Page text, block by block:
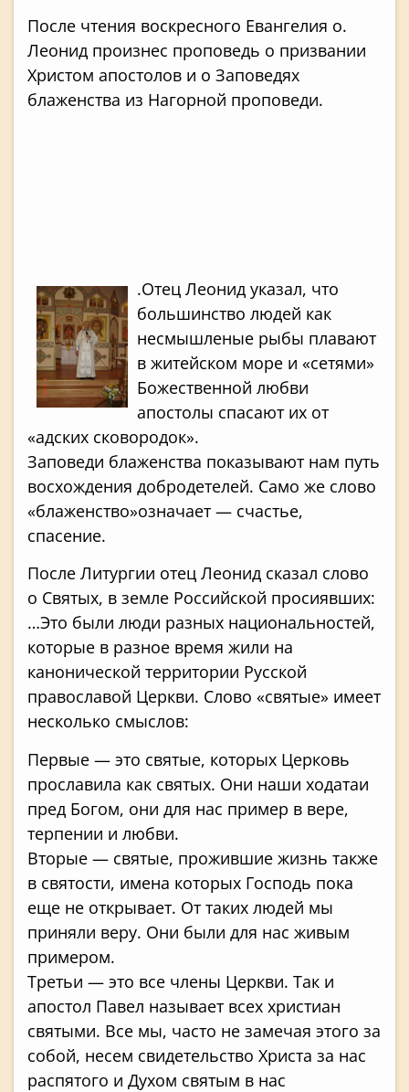
После чтения воскресного Евангелия о.
Леонид произнес проповедь о призвании
Христом апостолов и о Заповедях
блаженства из Нагорной проповеди.
.Отец Леонид указал, что
большинство людей как
несмышленые рыбы плавают
в житейском море и «сетями»
Божественной любви
апостолы спасают их от
«адских сковородок».
Заповеди блаженства показывают нам путь
восхождения добродетелей. Само же слово
«блаженство»означает — счастье,
спасение.
После Литургии отец Леонид сказал слово
о Святых, в земле Российской просиявших:
…Это были люди разных национальностей,
которые в разное время жили на
канонической территории Русской
православой Церкви. Слово «святые» имеет
несколько смыслов:
Первые — это святые, которых Церковь
прославила как святых. Они наши ходатаи
пред Богом, они для нас пример в вере,
терпении и любви.
Вторые — святые, прожившие жизнь также
в святости, имена которых Господь пока
еще не открывает. От таких людей мы
приняли веру. Они были для нас живым
примером.
Третьи — это все члены Церкви. Так и
апостол Павел называет всех христиан
святыми. Все мы, часто не замечая этого за
собой, несем свидетельство Христа за нас
распятого и Духом святым в нас